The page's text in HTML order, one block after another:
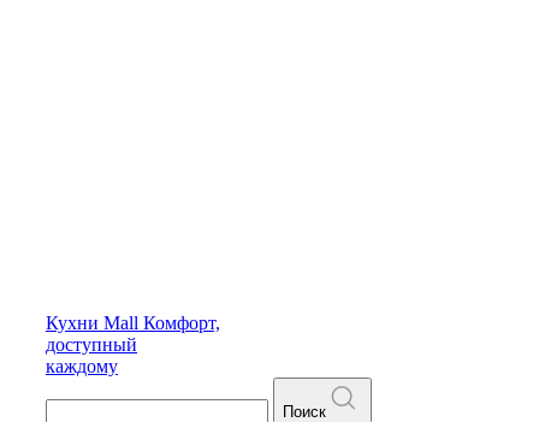
Кухни Mall Комфорт,
доступный
каждому
Поиск